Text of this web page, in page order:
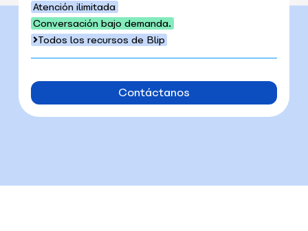
Atención ilimitada
Conversación bajo demanda.
Todos los recursos de Blip
Contáctanos